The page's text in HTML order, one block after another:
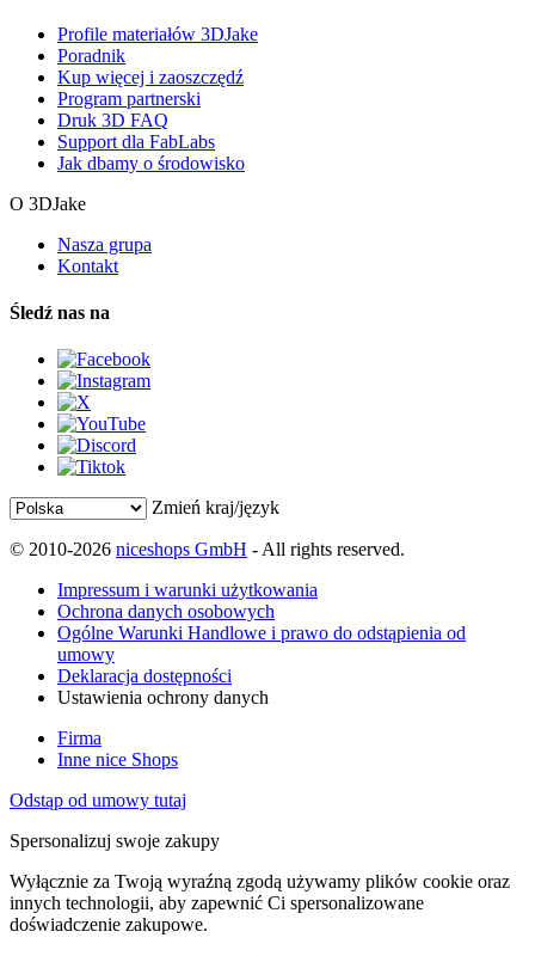
Profile materiałów 3DJake
Poradnik
Kup więcej i zaoszczędź
Program partnerski
Druk 3D FAQ
Support dla FabLabs
Jak dbamy o środowisko
O 3DJake
Nasza grupa
Kontakt
Śledź nas na
Zmień kraj/język
© 2010-2026 niceshops GmbH - All rights reserved.
Impressum i warunki użytkowania
Ochrona danych osobowych
Ogólne Warunki Handlowe i prawo do odstąpienia od
umowy
Deklaracja dostępności
Ustawienia ochrony danych
Firma
Inne nice Shops
Odstąp od umowy tutaj
Spersonalizuj swoje zakupy
Wyłącznie za Twoją wyraźną zgodą używamy plików cookie oraz
innych technologii, aby zapewnić Ci spersonalizowane
doświadczenie zakupowe.